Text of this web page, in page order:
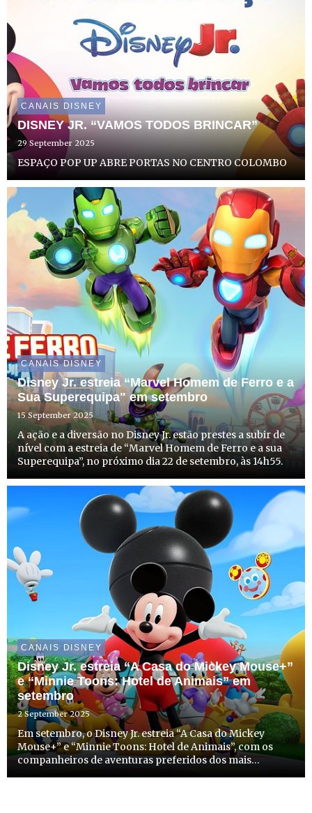
CANAIS DISNEY
DISNEY JR. “VAMOS TODOS BRINCAR”
29 September 2025
ESPAÇO POP UP ABRE PORTAS NO CENTRO COLOMBO
CANAIS DISNEY
Disney Jr. estreia “Marvel Homem de Ferro e a
Sua Superequipa" em setembro
15 September 2025
A ação e a diversão no Disney Jr. estão prestes a subir de
nível com a estreia de “Marvel Homem de Ferro e a sua
Superequipa”, no próximo dia 22 de setembro, às 14h55.
CANAIS DISNEY
Disney Jr. estreia “A Casa do Mickey Mouse+”
e “Minnie Toons: Hotel de Animais” em
setembro
2 September 2025
Em setembro, o Disney Jr. estreia “A Casa do Mickey
Mouse+” e “Minnie Toons: Hotel de Animais”, com os
companheiros de aventuras preferidos dos mais